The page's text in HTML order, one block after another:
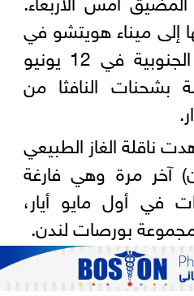
إلى ميناء هويتشو في
مقاطعة قوانغدونغ الجنوبية في 12 يونيو
بشحنات النافثا من
الغاز الطبيعي
آخر مرة وهي فارغة
في أول مايو أيار،
بورصات لندن.